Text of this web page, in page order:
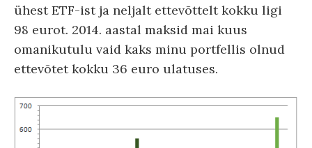
ühest ETF-ist ja neljalt ettevõttelt kokku ligi
98 eurot. 2014. aastal maksid mai kuus
omanikutulu vaid kaks minu portfellis olnud
ettevõtet kokku 36 euro ulatuses.